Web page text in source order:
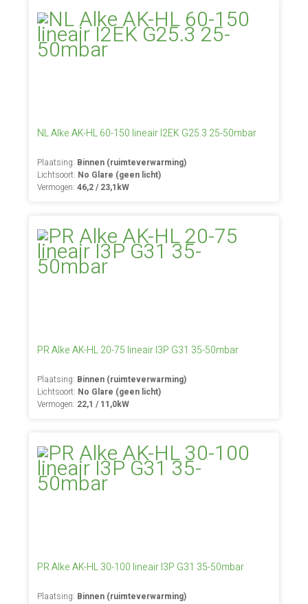
NL Alke AK-HL 60-150 lineair I2EK G25.3 25-50mbar
Plaatsing: Binnen (ruimteverwarming)
Lichtsoort: No Glare (geen licht)
Vermogen:46,2 / 23,1kW
PR Alke AK-HL 20-75 lineair I3P G31 35-50mbar
Plaatsing: Binnen (ruimteverwarming)
Lichtsoort: No Glare (geen licht)
Vermogen: 22,1 / 11,0kW
PR Alke AK-HL 30-100 lineair I3P G31 35-50mbar
Plaatsing: Binnen (ruimteverwarming)